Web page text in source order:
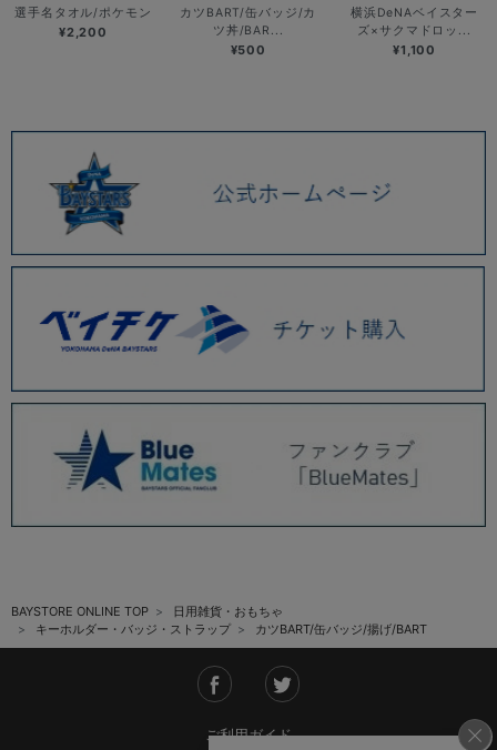
選手名タオル/ポケモン
¥2,200
カツBART/缶バッジ/カ
ツ丼/BAR...
¥500
横浜DeNAベイスター
ズ×サクマドロッ...
¥1,100
BAYSTORE ONLINE TOP
日用雑貨・おもちゃ
キーホルダー・バッジ・ストラップ
カツBART/缶バッジ/揚げ/BART
ご利用ガイド